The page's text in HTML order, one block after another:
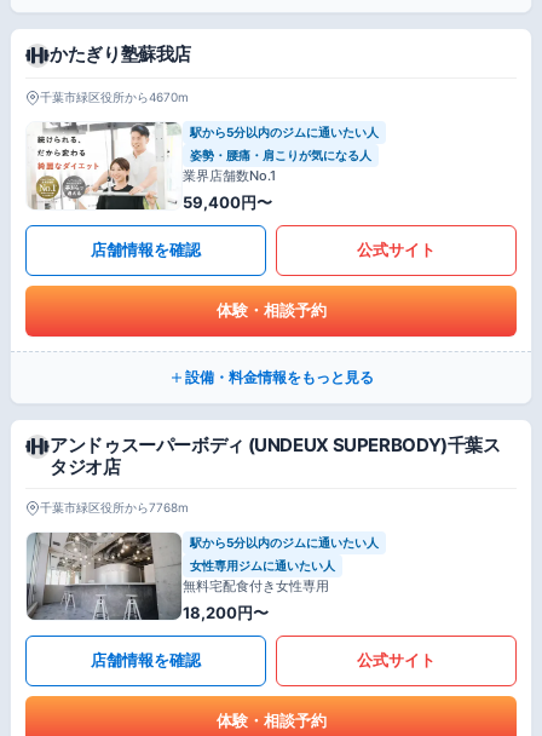
かたぎり塾蘇我店
千葉市緑区役所から4670m
駅から5分以内のジムに通いたい人
姿勢・腰痛・肩こりが気になる人
業界店舗数No.1
59,400円〜
店舗情報を確認 公式サイト
体験・相談予約
設備・料金情報をもっと見る
アンドゥスーパーボディ (UNDEUX SUPERBODY)千葉ス
タジオ店
千葉市緑区役所から7768m
駅から5分以内のジムに通いたい人
女性専用ジムに通いたい人
無料宅配食付き女性専用
18,200円〜
店舗情報を確認 公式サイト
体験・相談予約